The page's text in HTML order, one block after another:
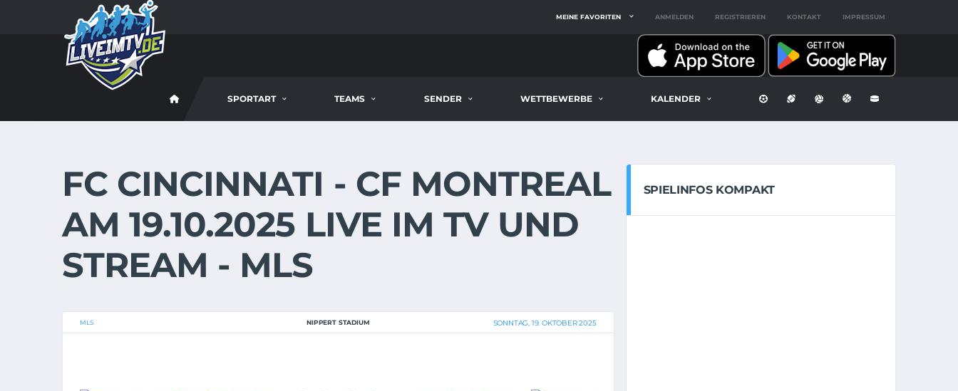
MEINE FAVORITEN ANMELDEN REGISTRIEREN KONTAKT IMPRESSUM
SPORTART TEAMS SENDER WETTBEWERBE KALENDER
FC CINCINNATI - CF MONTREAL
AM 19.10.2025 LIVE IM TV UND
STREAM - MLS
MLS NIPPERT STADIUM SONNTAG, 19. OKTOBER 2025
SPIELINFOS KOMPAKT